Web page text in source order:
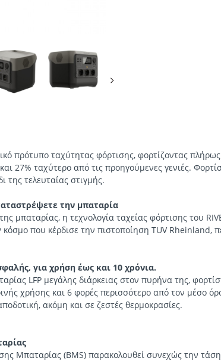
πρότυπο ταχύτητας φόρτισης, φορτίζοντας
27% ταχύτερο από τις προηγούμενες γενιές.
της τελευταίας στιγμής.
την μπαταρία
μπαταρίας, η τεχνολογία ταχείας φόρτισης του
που κέρδισε την πιστοποίηση TUV Rheinland,
για χρήση έως και 10 χρόνια.
LFP μεγάλης διάρκειας στον πυρήνα της,
χρήσης και 6 φορές περισσότερο από τον μέσο
ακόμη και σε ζεστές θερμοκρασίες.
Μπαταρίας (BMS) παρακολουθεί συνεχώς την